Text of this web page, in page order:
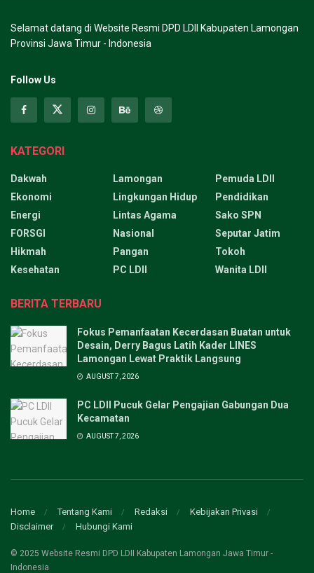
Selamat datang di Website Resmi DPD LDII Kabupaten Lamongan
Provinsi Jawa Timur - Indonesia
Follow Us
KATEGORI
Dakwah
Ekonomi
Energi
FORSGI
Hikmah
Kesehatan
Lamongan
Lingkungan Hidup
Lintas Agama
Nasional
Pangan
PC LDII
Pemuda LDII
Pendidikan
Sako SPN
Seputar Jatim
Tokoh
Wanita LDII
BERITA TERBARU
Fokus Pemanfaatan Kecerdasan Buatan untuk
Desain, Derry Bagus Latih Kader LINES
Lamongan Lewat Praktik Langsung
AUGUST 7, 2026
PC LDII Pucuk Gelar Pengajian Gabungan Dua
Kecamatan
AUGUST 7, 2026
Home Tentang Kami Redaksi
Kebijakan Privasi
Disclaimer
Hubungi Kami
© 2025 Website Resmi DPD LDII Kabupaten Lamongan Jawa Timur -
Indonesia